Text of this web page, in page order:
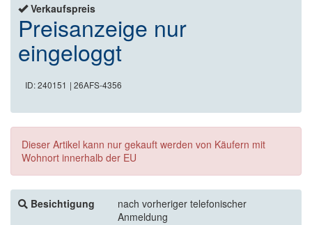
Verkaufspreis
Preisanzeige nur
eingeloggt
ID: 240151 | 26AFS-4356
Dieser Artikel kann nur gekauft werden von Käufern mit
Wohnort innerhalb der EU
Besichtigung
nach vorheriger telefonischer
Anmeldung